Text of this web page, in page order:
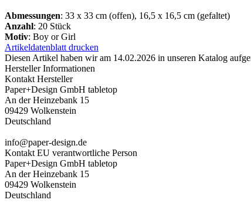
Abmessungen: 33 x 33 cm (offen), 16,5 x 16,5 cm (gefaltet)
Anzahl: 20 Stück
Motiv: Boy or Girl
Artikeldatenblatt drucken
Diesen Artikel haben wir am 14.02.2026 in unseren Katalog
Hersteller Informationen
Kontakt Hersteller
Paper+Design GmbH tabletop
An der Heinzebank 15
09429 Wolkenstein
Deutschland
info@paper-design.de
Kontakt EU verantwortliche Person
Paper+Design GmbH tabletop
An der Heinzebank 15
09429 Wolkenstein
Deutschland